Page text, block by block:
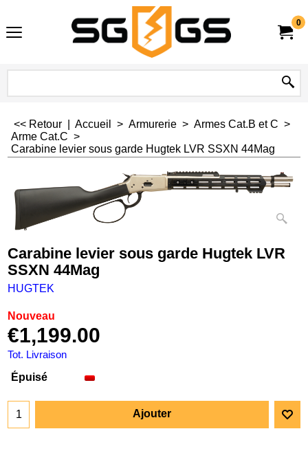
0
<< Retour Accueil > Armurerie > Armes Cat.B et C >
Arme Cat.C >
Carabine levier sous garde Hugtek LVR SSXN 44Mag
Carabine levier sous garde Hugtek LVR
SSXN 44Mag
HUGTEK
Nouveau
€1,199.00
Tot. Livraison
Épuisé
Ajouter